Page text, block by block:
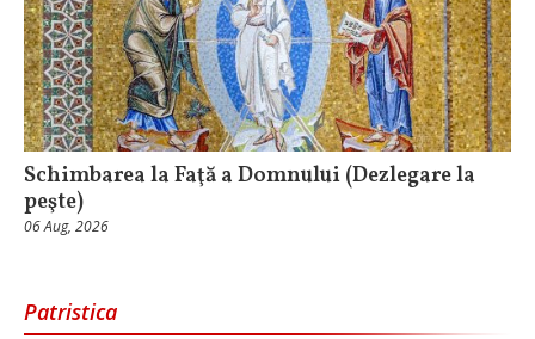
Schimbarea la Faţă a Domnului (Dezlegare la
peşte)
06 Aug, 2026
Patristica